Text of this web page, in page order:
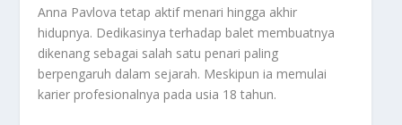
Anna Pavlova tetap aktif menari hingga akhir
hidupnya. Dedikasinya terhadap balet membuatnya
dikenang sebagai salah satu penari paling
berpengaruh dalam sejarah. Meskipun ia memulai
karier profesionalnya pada usia 18 tahun.